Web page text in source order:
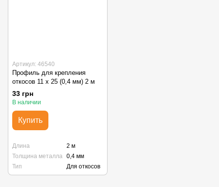
Артикул: 46540
Профиль для крепления
откосов 11 х 25 (0,4 мм) 2 м
33 грн
В наличии
Купить
Длина
2 м
Толщина металла 0,4 мм
Тип
Для откосов